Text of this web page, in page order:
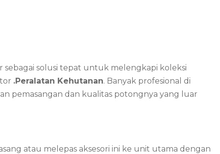
sebagai solusi tepat untuk melengkapi koleksi
.Peralatan Kehutanan. Banyak profesional di
pemasangan dan kualitas potongnya yang luar
atau melepas aksesori ini ke unit utama dengan